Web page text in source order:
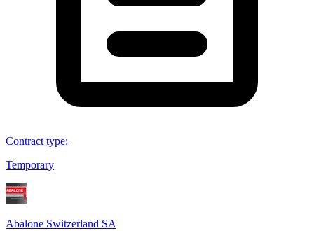
Contract type:
Temporary
Abalone Switzerland SA